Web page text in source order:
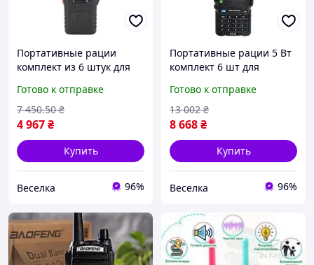
Портативные рации
комплект из 6 штук для
действия до 5 км для
командной работы FLAME
Готово к отправке
4 967₴
7 450.50 ₴
Купить
Веселка 96%
Портативные рации 5 Вт
комплект 6 шт для
больших расстояниях для
активного отдыха и
работы FLAME
Готово к отправке
8 668₴
13 002 ₴
Купить
Веселка 96%